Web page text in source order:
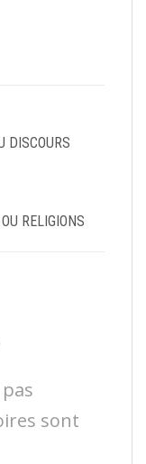
DISCOURS
RELIGIONS
sont